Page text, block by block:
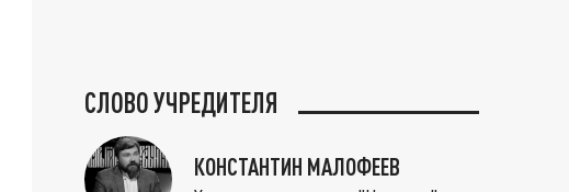
СЛОВО УЧРЕДИТЕЛЯ
КОНСТАНТИН МАЛОФЕЕВ